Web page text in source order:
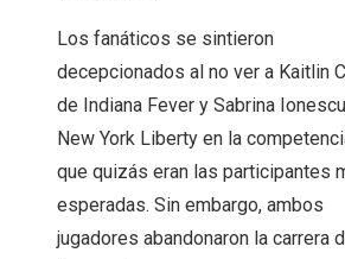
Los fanáticos se sintieron
decepcionados al no ver a Kaitlin
de Indiana Fever y Sabrina
New York Liberty en la
que quizás eran las participantes
esperadas. Sin embargo, ambos
jugadores abandonaron la carrera